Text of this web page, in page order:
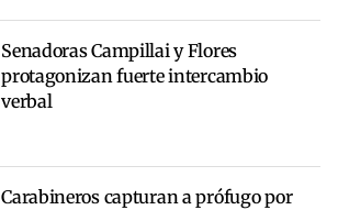
Senadoras Campillai y Flores
protagonizan fuerte intercambio
verbal
Carabineros capturan a prófugo por